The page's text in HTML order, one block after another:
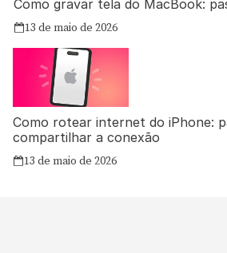
Como gravar tela do MacBook:
13 de maio de 2026
Como rotear internet do iPhone:
compartilhar a conexão
13 de maio de 2026